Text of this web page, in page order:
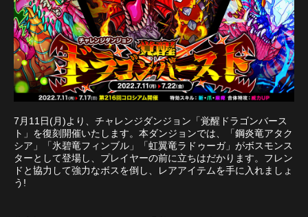
7月11日(月)より、チャレンジダンジョン「覚醒ドラゴンバース
ト」を復刻開催いたします。本ダンジョンでは、「鋼炎竜アタク
シア」「氷碧竜フィンブル」「虹翼竜ラドゥーガ」がボスモンス
ターとして登場し、プレイヤーの前に立ちはだかります。フレン
ドと協力して強力なボスを倒し、レアアイテムを手に入れましょ
う!